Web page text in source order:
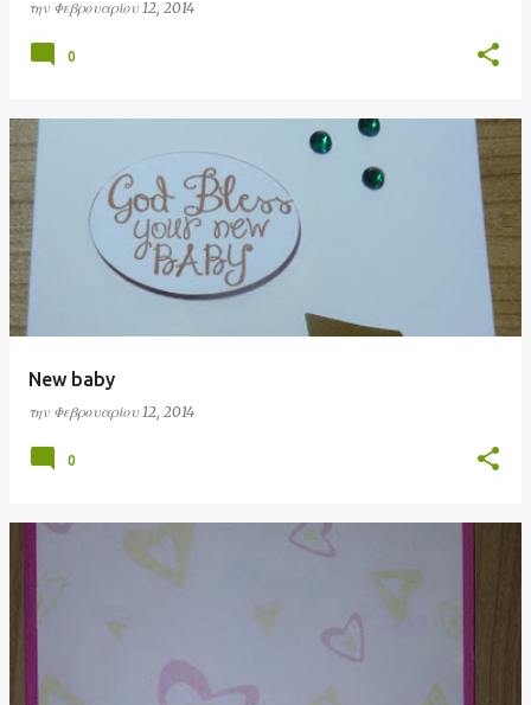
την Φεβρουαρίου 12, 2014
0
New baby
την Φεβρουαρίου 12, 2014
0